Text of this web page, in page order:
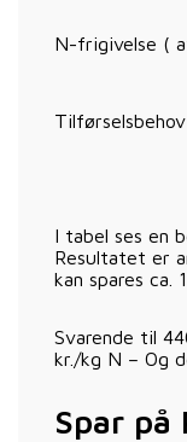
N-frigivelse (
Tilførselsbehov
I tabel ses en
Resultatet er
kan spares ca.
Svarende til
kr./kg N – Og
Spar på